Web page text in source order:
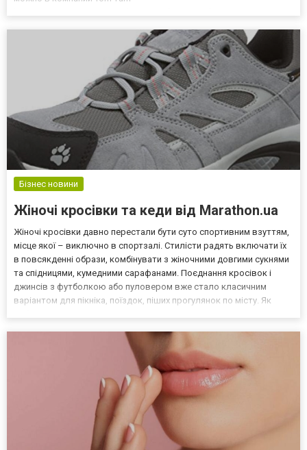
специалистом и получить ценный совет. П...
Бізнес новини
Жіночі кросівки та кеди від Marathon.ua
Жіночі кросівки давно перестали бути суто спортивним взуттям,
місце якої – виключно в спортзалі. Стилісти радять включати їх
в повсякденні образи, комбінувати з жіночними довгими сукнями
та спідницями, кумедними сарафанами. Поєднання кросівок і
джинсів з футболкою або пуловером вже стало класичним
варіантом для пікніка, поїздок, піших прогулянок по місту. Як